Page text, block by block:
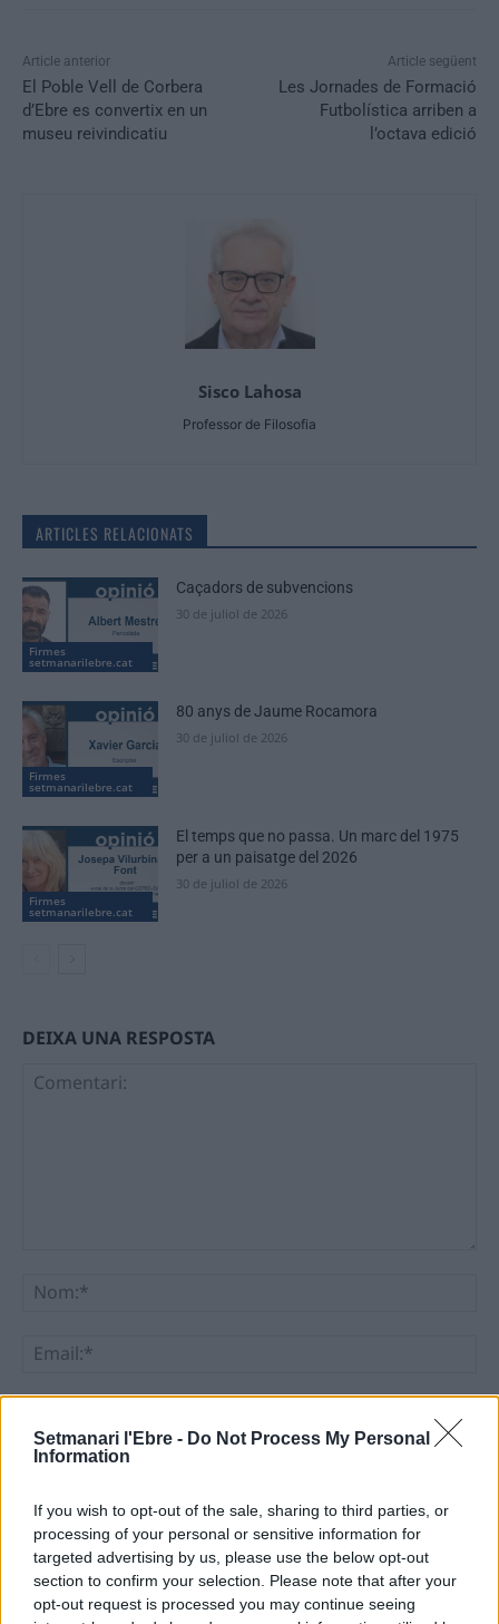
Setmanari l'Ebre - Do Not Process My Personal
Information
If you wish to opt-out of the sale, sharing to third parties, or
processing of your personal or sensitive information for
targeted advertising by us, please use the below opt-out
section to confirm your selection. Please note that after your
opt-out request is processed you may continue seeing
Article anterior
El Poble Vell de Corbera
d’Ebre es convertix en un
museu reivindicatiu
Article següent
Les Jornades de Formació
Futbolística arriben a
l’octava edició
Sisco Lahosa
Professor de Filosofia
ARTICLES RELACIONATS
Firmes
setmanarilebre.cat
Caçadors de subvencions
30 de juliol de 2026
Firmes
setmanarilebre.cat
80 anys de Jaume Rocamora
30 de juliol de 2026
Firmes
setmanarilebre.cat
El temps que no passa. Un marc del 1975
per a un paisatge del 2026
30 de juliol de 2026
DEIXA UNA RESPOSTA